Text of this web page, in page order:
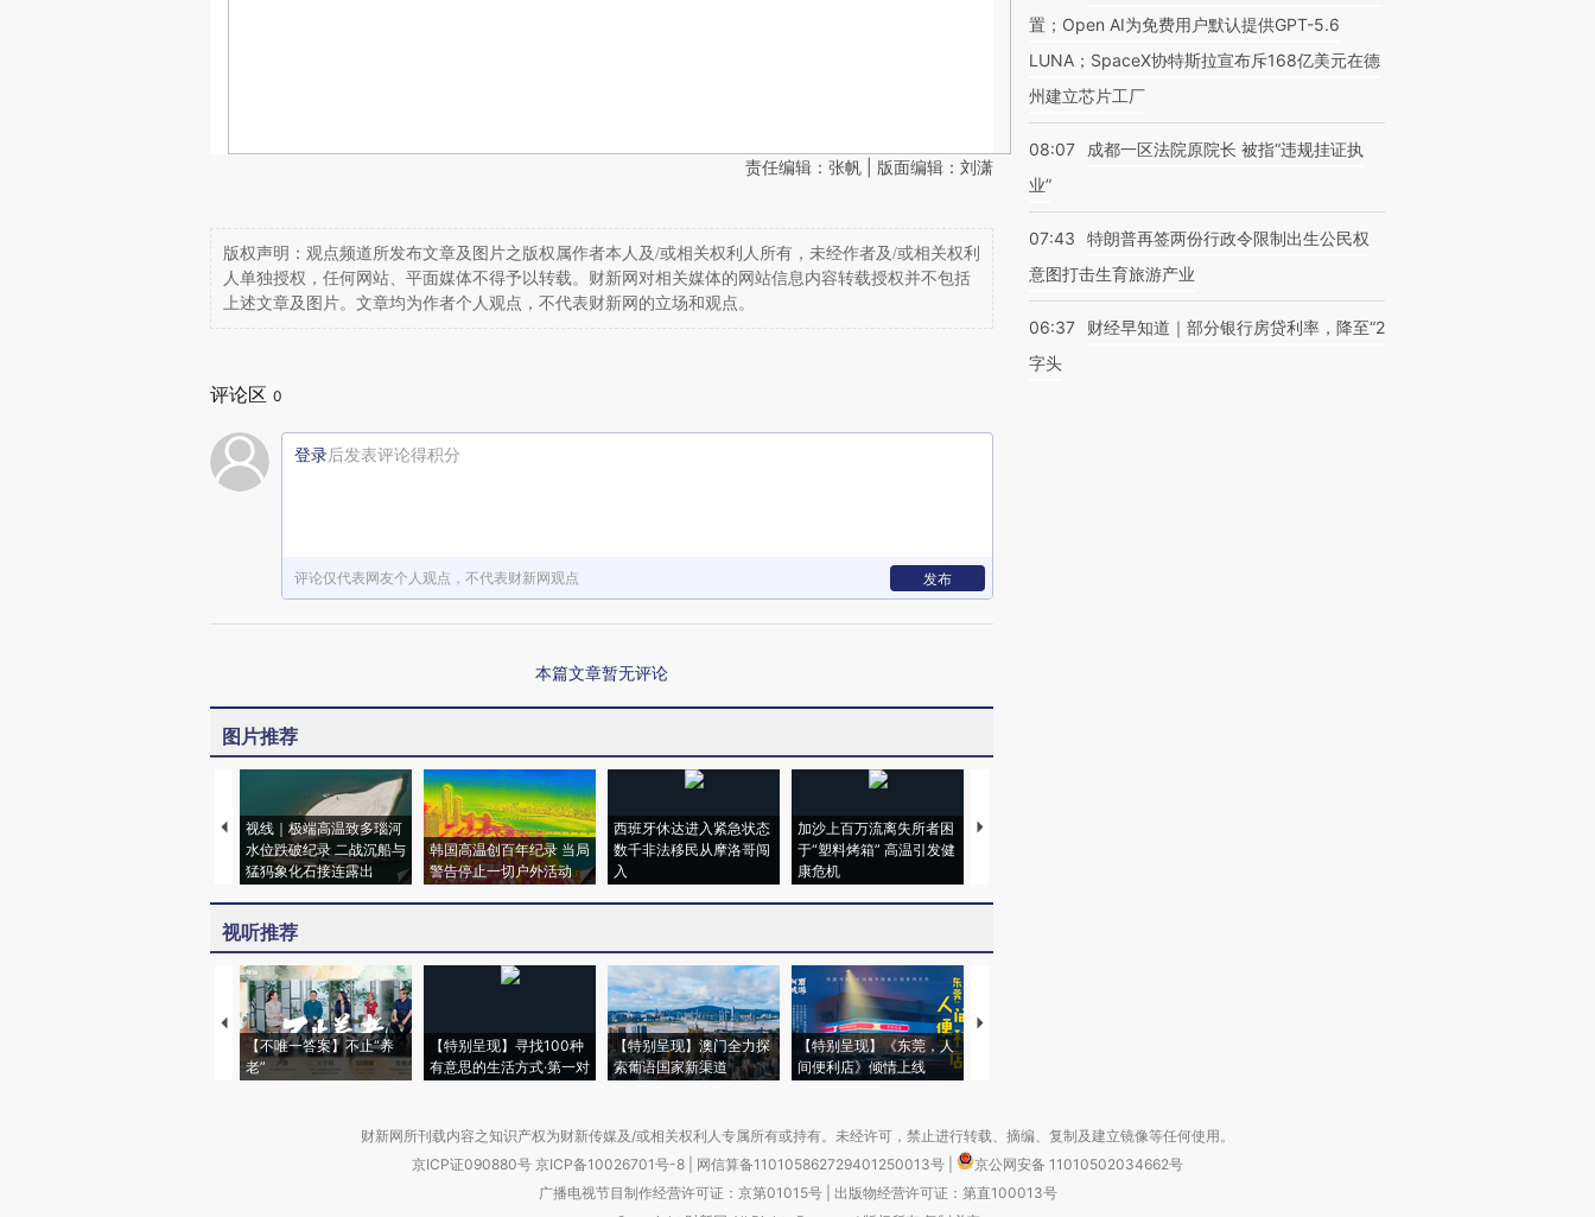
责任编辑：张帆 | 版面编辑：刘潇
版权声明：观点频道所发布文章及图片之版权属作者本人及/或相关权利人所有，未经作者及/或相关权利
人单独授权，任何网站、平面媒体不得予以转载。财新网对相关媒体的网站信息内容转载授权并不包括
上述文章及图片。文章均为作者个人观点，不代表财新网的立场和观点。
评论区 0
登录后发表评论得积分
评论仅代表网友个人观点，不代表财新网观点 发布
本篇文章暂无评论
图片推荐
视线｜极端高温致多瑙河
水位跌破纪录 二战沉船与
猛犸象化石接连露出
韩国高温创百年纪录 当局
警告停止一切户外活动
西班牙休达进入紧急状态
数千非法移民从摩洛哥闯
入
加沙上百万流离失所者困
于“塑料烤箱” 高温引发健
康危机
视线｜HYROX的吸金
视听推荐
【不唯一答案】不止“养
老”
【特别呈现】寻找100种
有意思的生活方式·第一对
【特别呈现】澳门全力探
索葡语国家新渠道
【特别呈现】《东莞，人
间便利店》倾情上线
【推广】走进第四届链博
置；Open AI为免费用户默认提供GPT-5.6
LUNA；SpaceX协特斯拉宣布斥168亿美元在德
州建立芯片工厂
08:07
成都一区法院原院长 被指“违规挂证执
业”
07:43
特朗普再签两份行政令限制出生公民权
意图打击生育旅游产业
06:37
财经早知道｜部分银行房贷利率，降至“2
字头
财新网所刊载内容之知识产权为财新传媒及/或相关权利人专属所有或持有。未经许可，禁止进行转载、摘编、复制及建立镜像等任何使用。
京ICP证090880号 京ICP备10026701号-8 网信算备110105862729401250013号
京公网安备 11010502034662号
广播电视节目制作经营许可证：京第01015号| 出版物经营许可证：第直100013号